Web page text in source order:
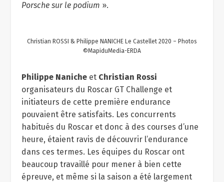
Porsche sur le podium ».
Christian ROSSI & Philippe NANICHE Le Castellet 2020 – Photos
©MapiduMedia-ERDA
Philippe Nanicheet Christian Rossi
organisateurs du Roscar GT Challenge et
initiateurs de cette première endurance
pouvaient être satisfaits. Les concurrents
habitués du Roscar et donc à des courses d’une
heure, étaient ravis de découvrir l’endurance
dans ces termes. Les équipes du Roscar ont
beaucoup travaillé pour mener à bien cette
épreuve, et même si la saison a été largement